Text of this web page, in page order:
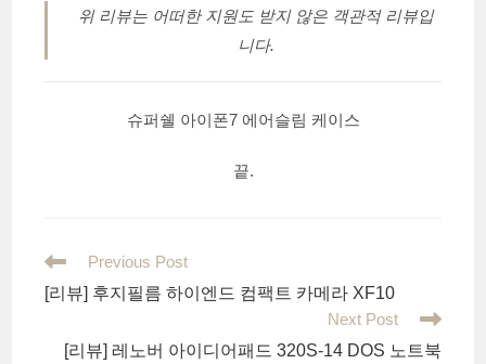
위 리뷰는 어떠한 지원도 받지 않은 객관적 리뷰입
니다.
슈퍼쉘 아이폰7 에어슬림 케이스
끝.
Read
articles
Previous Post
[리뷰] 후지필름 하이엔드 컴팩트 카메라 XF10
Next Post
[리뷰] 레노버 아이디어패드 320S-14 DOS 노트북